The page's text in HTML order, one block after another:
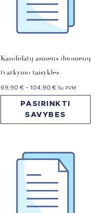
Kandidatų asmens duomenų
tvarkymo taisyklės
69,90€ – 104,90€ Su PVM
PASIRINKTI
SAVYBES